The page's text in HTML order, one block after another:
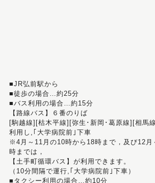
■JR弘前駅から
■徒歩の場合…約25分
■バス利用の場合…約15分
【路線バス】６番のりば
[駒越線][枯木平線][弥生･新岡･葛原線][相馬
利用し,｢大学病院前｣下車
※4月～11月の10時から18時まで，及び12月
時までは，
【土手町循環バス】が利用できます。
（10分間隔で運行,｢大学病院前｣下車）
■タクシー利用の場合…約10分